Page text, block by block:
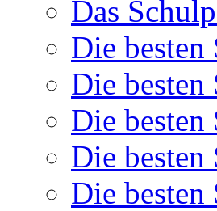
Das
Die besten
Die besten
Die besten
Die besten
Die besten